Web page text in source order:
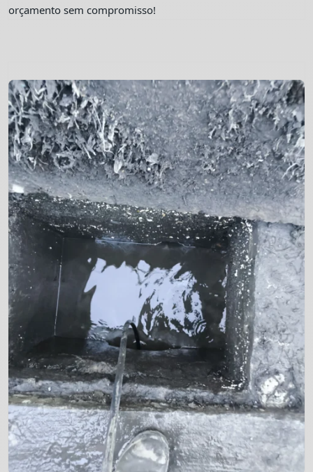
orçamento sem compromisso!